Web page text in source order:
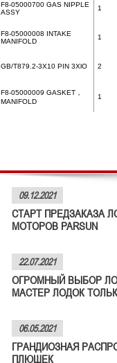
F8-05000700 GAS NIPPLE
ASSY
1
F8-05000008 INTAKE
MANIFOLD
1
GB/T879.2-3X10 PIN 3XlO 2
F8-05000009 GASKET，
MANIFOLD
1
09.12.2021
СТАРТ ПРЕДЗАКАЗА
МОТОРОВ PARSUN
22.07.2021
ОГРОМНЫЙ ВЫБОР
МАСТЕР ЛОДОК
06.05.2021
ГРАНДИОЗНАЯ
ПЛЮШЕК